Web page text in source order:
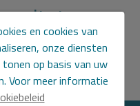
en cookies van
onze diensten
op basis van uw
Voor meer informatie